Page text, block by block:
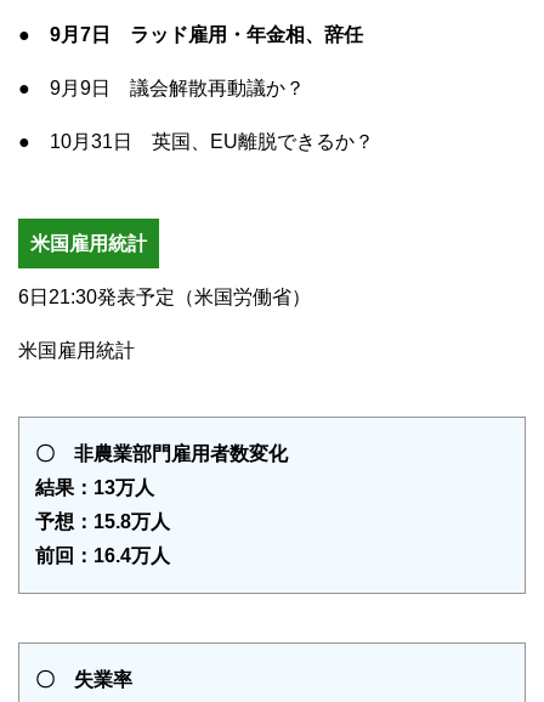
● 9月7日 ラッド雇用・年金相、辞任
● 9月9日 議会解散再動議か？
● 10月31日 英国、EU離脱できるか？
米国雇用統計
6日21:30発表予定（米国労働省）
米国雇用統計
〇 非農業部門雇用者数変化
結果：13万人
予想：15.8万人
前回：16.4万人
〇 失業率